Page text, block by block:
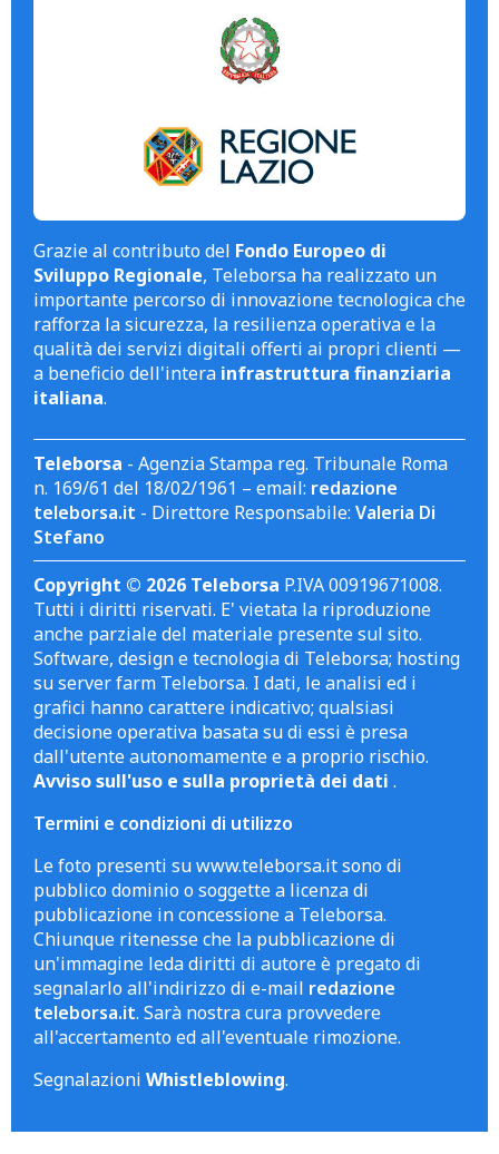
Grazie al contributo del Fondo Europeo di
Sviluppo Regionale, Teleborsa ha realizzato un
importante percorso di innovazione tecnologica che
rafforza la sicurezza, la resilienza operativa e la
qualità dei servizi digitali offerti ai propri clienti —
a beneficio dell'intera infrastruttura finanziaria
italiana.
Teleborsa - Agenzia Stampa reg. Tribunale Roma
n. 169/61 del 18/02/1961 – email: redazione
teleborsa.it - Direttore Responsabile: Valeria Di
Stefano
Copyright © 2026 Teleborsa P.IVA 00919671008.
Tutti i diritti riservati. E' vietata la riproduzione
anche parziale del materiale presente sul sito.
Software, design e tecnologia di Teleborsa; hosting
su server farm Teleborsa. I dati, le analisi ed i
grafici hanno carattere indicativo; qualsiasi
decisione operativa basata su di essi è presa
dall'utente autonomamente e a proprio rischio.
Avviso sull'uso e sulla proprietà dei dati .
Termini e condizioni di utilizzo
Le foto presenti su www.teleborsa.it sono di
pubblico dominio o soggette a licenza di
pubblicazione in concessione a Teleborsa.
Chiunque ritenesse che la pubblicazione di
un'immagine leda diritti di autore è pregato di
segnalarlo all'indirizzo di e-mail redazione
teleborsa.it. Sarà nostra cura provvedere
all'accertamento ed all'eventuale rimozione.
Segnalazioni Whistleblowing.